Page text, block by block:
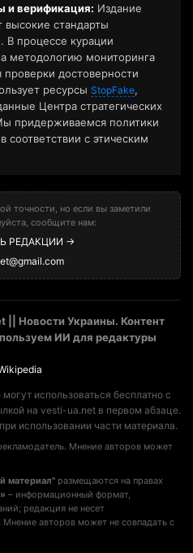
и верификация: Издание
высокие стандарты
В процессе курации
методологию мониторинга
проверки достоверности
ресурсы StopFake,
Центра стратегических
придерживаемся политики
соответствии с этическим
точности, но если вы заметили
сообщите нам:
РЕДАКЦИИ →
|| Новости Украины. Контент
ИИ для редактуры
использоваться бесплатно с
на vesti-ua.net в первом абзаце.
использовании части материала.
Мнение авторов может
материал" размещаются на правах
– информационный формат,
редакция не несет
авторов может не совпадать с